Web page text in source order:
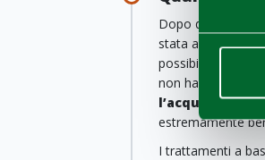
Dopo questo
stata al centro
possibilità di
non hanno
l’acqua di
estremamente
I trattamenti a